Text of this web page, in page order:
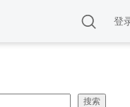
登
搜索